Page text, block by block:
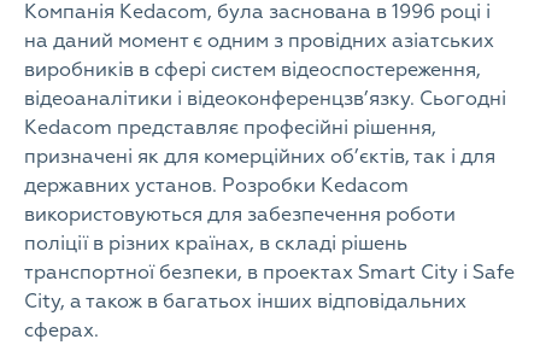
Компанія Kedacom, була заснована в 1996 році і
на даний момент є одним з провідних азіатських
виробників в сфері систем відеоспостереження,
відеоаналітики і відеоконференцзв’язку. Сьогодні
Kedacom представляє професійні рішення,
призначені як для комерційних об’єктів, так і для
державних установ. Розробки Kedacom
використовуються для забезпечення роботи
поліції в різних країнах, в складі рішень
транспортної безпеки, в проектах Smart City і Safe
City, а також в багатьох інших відповідальних
сферах.